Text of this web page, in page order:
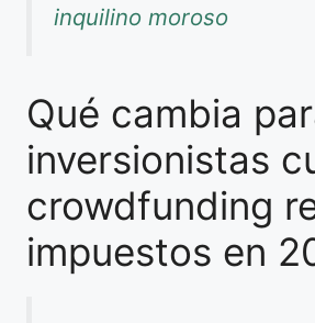
inquilino moroso
Qué cambia
inversionistas
crowdfunding
impuestos en